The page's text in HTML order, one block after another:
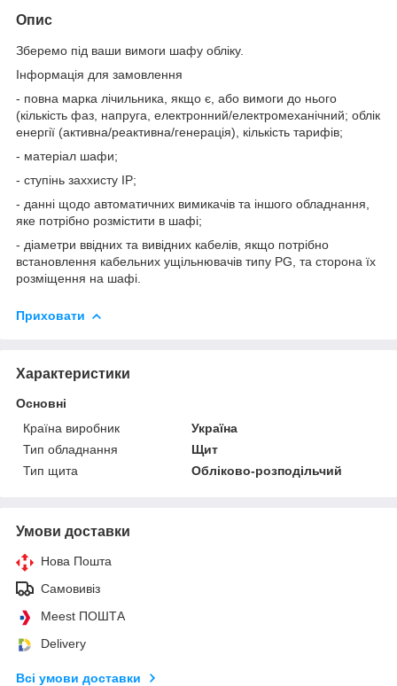
Опис
Зберемо під ваши вимоги шафу обліку.
Інформація для замовлення
- повна марка лічильника, якщо є, або вимоги до нього
(кількість фаз, напруга, електронний/електромеханічний; облік
енергії (активна/реактивна/генерація), кількість тарифів;
- матеріал шафи;
- ступінь заххисту IP;
- данні щодо автоматичних вимикачів та іншого обладнання,
яке потрібно розмістити в шафі;
- діаметри ввідних та вивідних кабелів, якщо потрібно
встановлення кабельних ущільнювачів типу PG, та сторона їх
розміщення на шафі.
Приховати
Характеристики
Основні
Країна виробник
Україна
Тип обладнання
Щит
Тип щита
Обліково-розподільчий
Умови доставки
Нова Пошта
Самовивіз
Meest ПОШТА
Delivery
Всі умови доставки